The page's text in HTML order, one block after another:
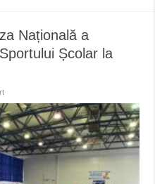
Națională a
Școlar la